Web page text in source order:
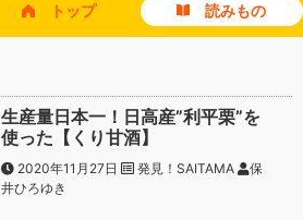
トップ 読みもの
生産量日本一！日高産”利平栗”を
使った【くり甘酒】
2020年11月27日 発見！SAITAMA
保
井ひろゆき